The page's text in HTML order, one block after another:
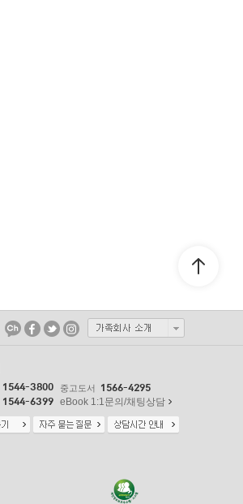
1544-3800 중고도서 1566-4295
1544-6399 eBook 1:1문의/채팅상담